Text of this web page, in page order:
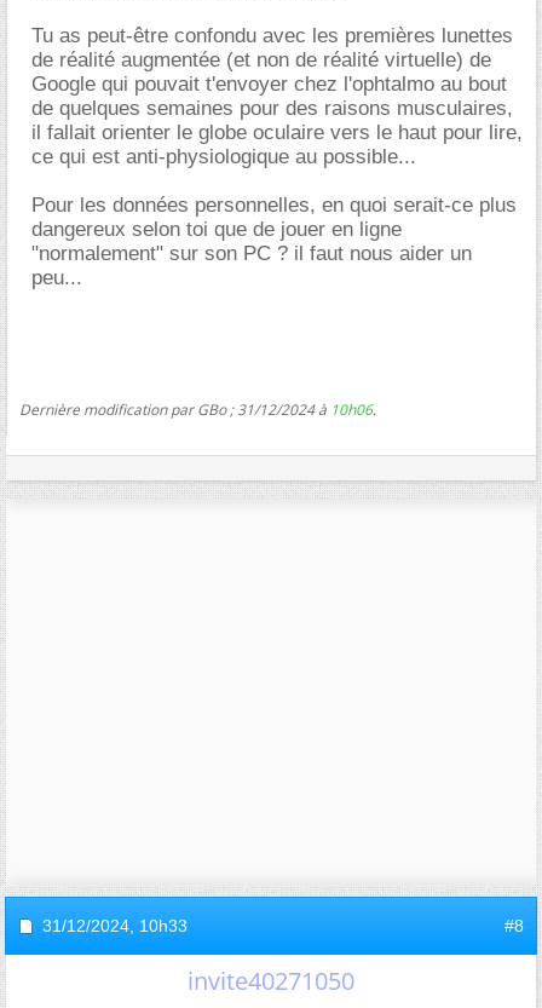
Tu as peut-être confondu avec les premières lunettes
de réalité augmentée (et non de réalité virtuelle) de
Google qui pouvait t'envoyer chez l'ophtalmo au bout
de quelques semaines pour des raisons musculaires,
il fallait orienter le globe oculaire vers le haut pour lire,
ce qui est anti-physiologique au possible...
Pour les données personnelles, en quoi serait-ce plus
dangereux selon toi que de jouer en ligne
"normalement" sur son PC ? il faut nous aider un
peu...
Dernière modification par GBo ; 31/12/2024 à 10h06.
31/12/2024, 10h33 #8
invite40271050